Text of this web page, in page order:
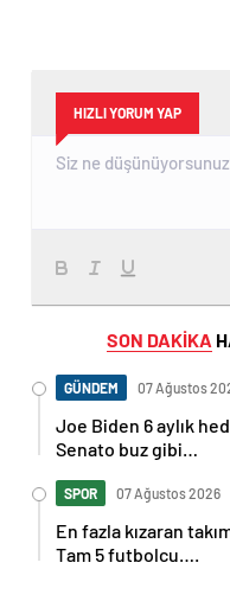
HIZLI YORUM YAP
SON DAKİKA
GÜNDEM 07 Ağustos
Joe Biden 6 aylık
Senato buz gibi…
SPOR 07 Ağustos 2026
En fazla kızaran
Tam 5 futbolcu….